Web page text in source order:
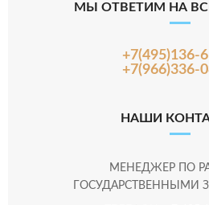
МЫ ОТВЕТИМ НА
+7(495)136-
+7(966)336-
НАШИ
МЕНЕДЖЕР ПО
ГОСУДАРСТВЕННЫМИ